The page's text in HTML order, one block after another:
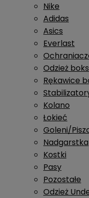
Nike
Adidas
Asics
Everlast
Odzież
Rękawice
Kolano
Łokieć
Goleni/
Nadgarstka
Kostki
Pasy
Pozostałe
Odzież